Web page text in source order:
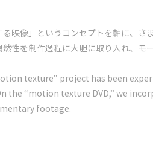
る映像」というコンセプトを軸に、
然性を制作過程に大胆に取り入れ、モ
texture” project has been
the “motion texture DVD,” we
footage.